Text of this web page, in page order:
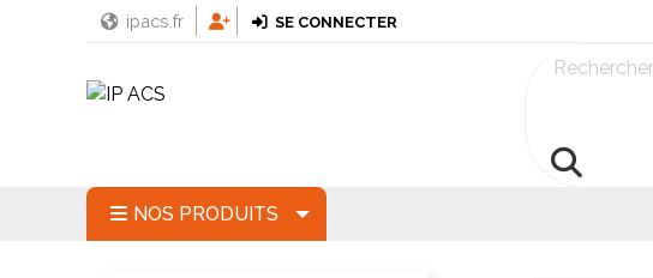
ipacs.fr SE CONNECTER
Rechercher
NOS PRODUITS